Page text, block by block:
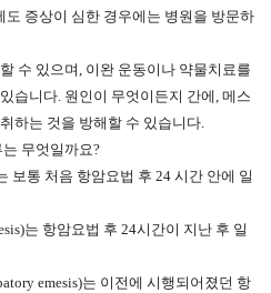
증상이 심한 경우에는 병원을 방문하
수 있으며, 이완 운동이나 약물치료를
습니다. 원인이 무엇이든지 간에, 메스
하는 것을 방해할 수 있습니다.
무엇일까요?
보통 처음 항암요법 후 24 시간 안에 일
는 항암요법 후 24시간이 지난 후 일
emesis)는 이전에 시행되어졌던 항